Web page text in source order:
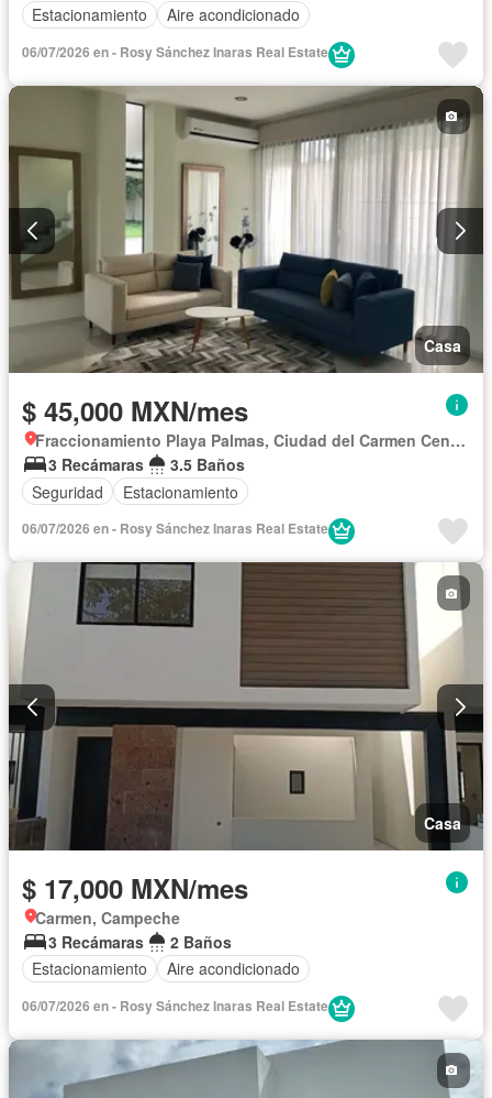
Estacionamiento
Aire acondicionado
06/07/2026 en - Rosy Sánchez Inaras Real Estate
Casa
$ 45,000 MXN/mes
Fraccionamiento Playa Palmas, Ciudad del Carmen Centro
3 Recámaras
3.5 Baños
Seguridad
Estacionamiento
06/07/2026 en - Rosy Sánchez Inaras Real Estate
Casa
$ 17,000 MXN/mes
Carmen, Campeche
3 Recámaras
2 Baños
Estacionamiento
Aire acondicionado
06/07/2026 en - Rosy Sánchez Inaras Real Estate